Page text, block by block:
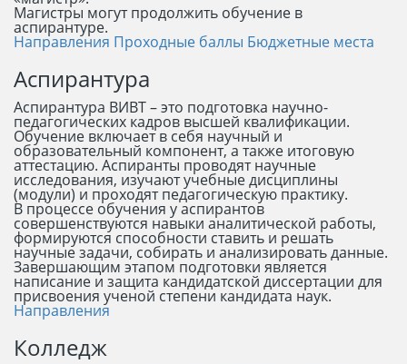
Магистры могут продолжить обучение в
аспирантуре.
Направления Проходные баллы Бюджетные места
Аспирантура
Аспирантура ВИВТ – это подготовка научно-
педагогических кадров высшей квалификации.
Обучение включает в себя научный и
образовательный компонент, а также итоговую
аттестацию. Аспиранты проводят научные
исследования, изучают учебные дисциплины
(модули) и проходят педагогическую практику.
В процессе обучения у аспирантов
совершенствуются навыки аналитической работы,
формируются способности ставить и решать
научные задачи, собирать и анализировать данные.
Завершающим этапом подготовки является
написание и защита кандидатской диссертации для
присвоения ученой степени кандидата наук.
Направления
Колледж